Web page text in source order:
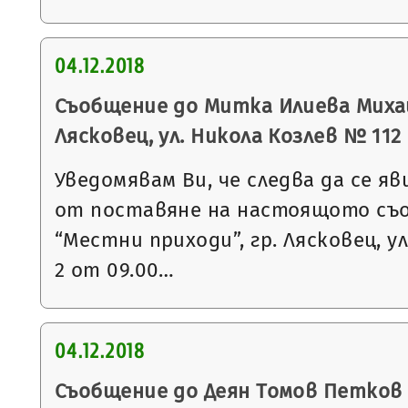
04.12.2018
Съобщение до Митка Илиева
Лясковец, ул. Никола Козлев № 112
Уведомявам Ви, че следва да се
от поставяне на настоящото
“Местни приходи”, гр. Лясковец,
2 от 09.00…
04.12.2018
Съобщение до Деян Томов Петков